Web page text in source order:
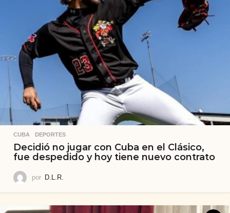
CUBA ,DEPORTES
Decidió no jugar con Cuba en el Clásico,
fue despedido y hoy tiene nuevo contrato
por D.L.R.